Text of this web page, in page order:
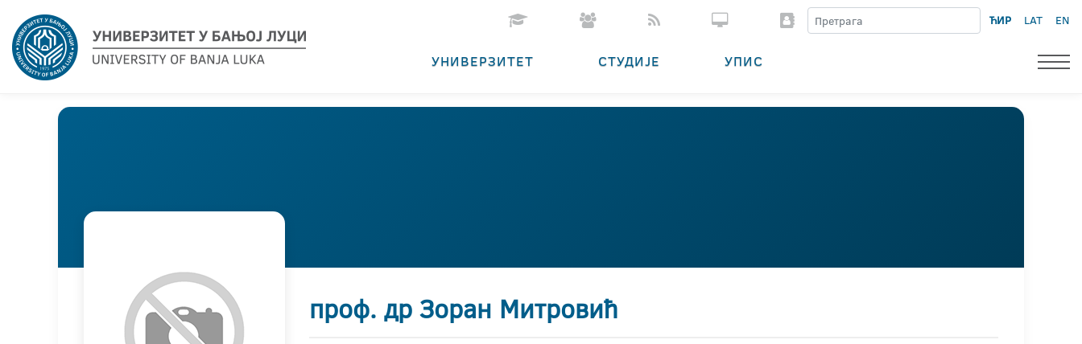
ЋИР LAT EN
УНИВЕРЗИТЕТ СТУДИЈЕ УПИС
проф. др Зоран Митровић